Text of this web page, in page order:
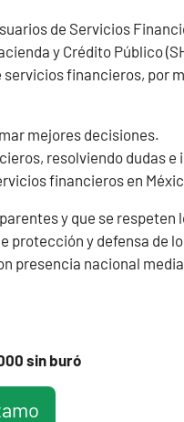
de Servicios
y Crédito Público
financieros, por
mejores decisiones.
resolviendo dudas e
financieros en
y que se respeten
protección y defensa de
presencia nacional
sin buró